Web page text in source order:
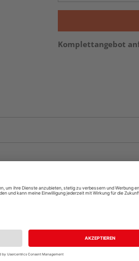
Komplettangebot